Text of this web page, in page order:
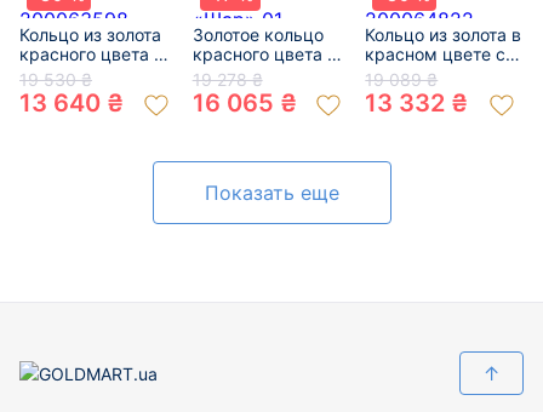
Кольцо из золота
красного цвета с
жемчугом и
цирконом 01-
200063598
19 530 ₴
13 640 ₴
Золотое кольцо
красного цвета с
жемчугом и
цирконом «Шар»
01-200407231
19 278 ₴
16 065 ₴
Кольцо из золота в
красном цвете с
жемчугом и
цирконом 01-
200064822
19 089 ₴
13 332 ₴
Показать еще
↑